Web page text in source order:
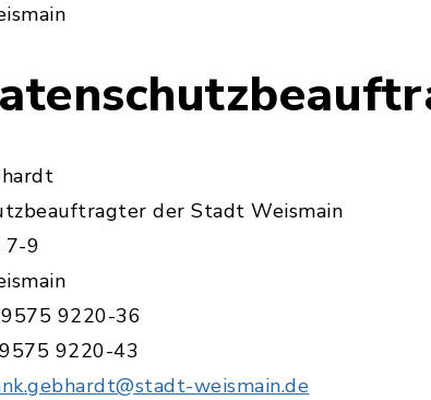
der Stadt Weismain
7-9
9220-36
9220-43
weismain.de